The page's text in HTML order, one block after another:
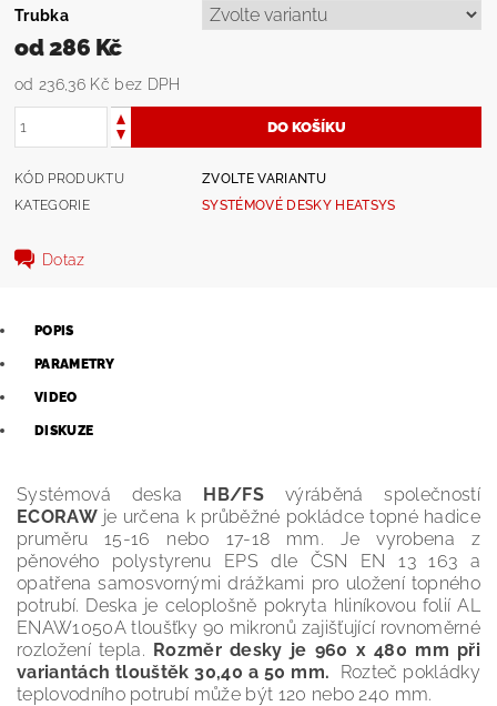
Trubka
od 286 Kč
od 236,36 Kč bez DPH
KÓD PRODUKTU
ZVOLTE VARIANTU
KATEGORIE
SYSTÉMOVÉ DESKY HEATSYS
Dotaz
POPIS
PARAMETRY
VIDEO
DISKUZE
Systémová deska HB/FS výráběná společností
ECORAWje určena k průběžné pokládce topné hadice
pruměru 15-16 nebo 17-18 mm. Je vyrobena z
pěnového polystyrenu EPS dle ČSN EN 13 163 a
opatřena samosvornými drážkami pro uložení topného
potrubí. Deska je celoplošně pokryta hliníkovou folií AL
ENAW1050A tloušťky 90 mikronů zajišťující rovnoměrné
rozložení tepla. Rozměr desky je 960 x 480 mm při
variantách tlouštěk 30,40 a 50 mm.
Rozteč pokládky
teplovodního potrubí může být 120 nebo 240 mm.